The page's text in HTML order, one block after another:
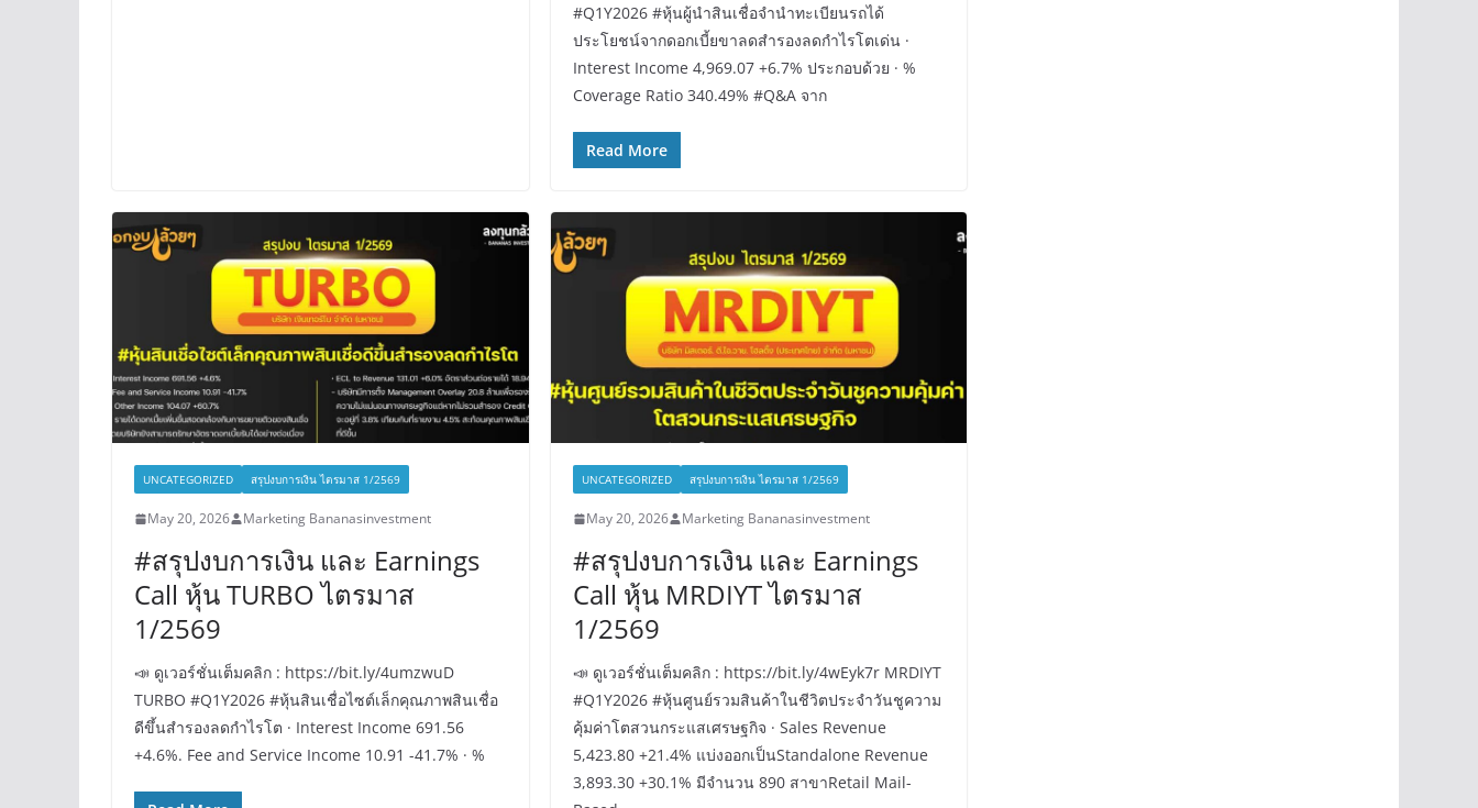
#Q1Y2026 #หุ้นผู้นำสินเชื่อจำนำทะเบียนรถได้
ประโยชน์จากดอกเบี้ยขาลดสำรองลดกำไรโตเด่น ·
Interest Income 4,969.07 +6.7% ประกอบด้วย · %
Coverage Ratio 340.49% #Q&A จาก
Read More
UNCATEGORIZED สรุปงบการเงิน ไตรมาส 1/2569
May 20, 2026 Marketing Bananasinvestment
#สรุปงบการเงิน และ Earnings
Call หุ้น TURBO ไตรมาส
1/2569
📣 ดูเวอร์ชั่นเต็มคลิก : https://bit.ly/4umzwuD
TURBO #Q1Y2026 #หุ้นสินเชื่อไซต์เล็กคุณภาพสินเชื่อ
ดีขึ้นสำรองลดกำไรโต · Interest Income 691.56
+4.6%. Fee and Service Income 10.91 -41.7% · %
UNCATEGORIZED สรุปงบการเงิน ไตรมาส 1/2569
May 20, 2026 Marketing Bananasinvestment
#สรุปงบการเงิน และ Earnings
Call หุ้น MRDIYT ไตรมาส
1/2569
📣 ดูเวอร์ชั่นเต็มคลิก : https://bit.ly/4wEyk7r MRDIYT
#Q1Y2026 #หุ้นศูนย์รวมสินค้าในชีวิตประจำวันชูความ
คุ้มค่าโตสวนกระแสเศรษฐกิจ · Sales Revenue
5,423.80 +21.4% แบ่งออกเป็นStandalone Revenue
3,893.30 +30.1% มีจำนวน 890 สาขาRetail Mail-